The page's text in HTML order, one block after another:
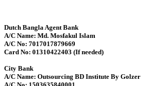
Dutch Bangla Agent Bank
A/C Name: Md. Mosfakul Islam
A/C No: 7017017879669
Card No: 01310422403 (If needed)
City Bank
A/C Name: Outsourcing BD Institute By Golzer